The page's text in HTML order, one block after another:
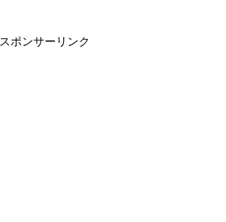
スポンサーリンク